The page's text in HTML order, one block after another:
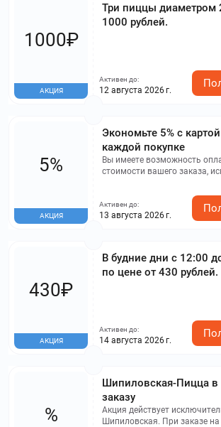
Три пиццы диаметром
1000 рублей.
1000₽
АКЦИЯ
Активен до:
12 августа 2026 г.
Экономьте 5% с
каждой покупке
Вы имеете возможность
стоимости вашего заказа,
5%
АКЦИЯ
Активен до:
13 августа 2026 г.
В будние дни с 12:00
по цене от 430 рублей.
430₽
АКЦИЯ
Активен до:
14 августа 2026 г.
Шипиловская-Пицца в
заказу
Акция действует
Шипиловская. При заказе
%